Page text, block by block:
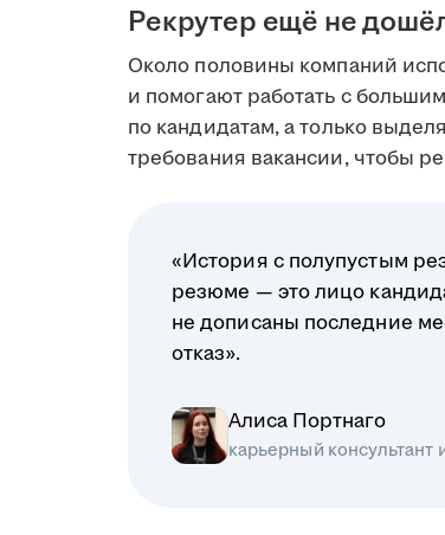
Рекрутер ещё не
Около половины компаний
и помогают работать с
по кандидатам, а только
требования вакансии, чтобы
«История с полупустым
резюме — это лицо
не дописаны последние
отказ».
Алиса Портнаго
карьерный консультант